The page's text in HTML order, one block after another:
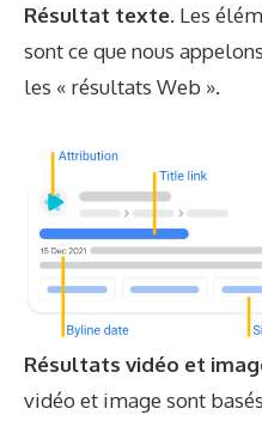
Résultat texte. Les
sont ce que nous
les « résultats Web ».
Résultats vidéo et
vidéo et image sont